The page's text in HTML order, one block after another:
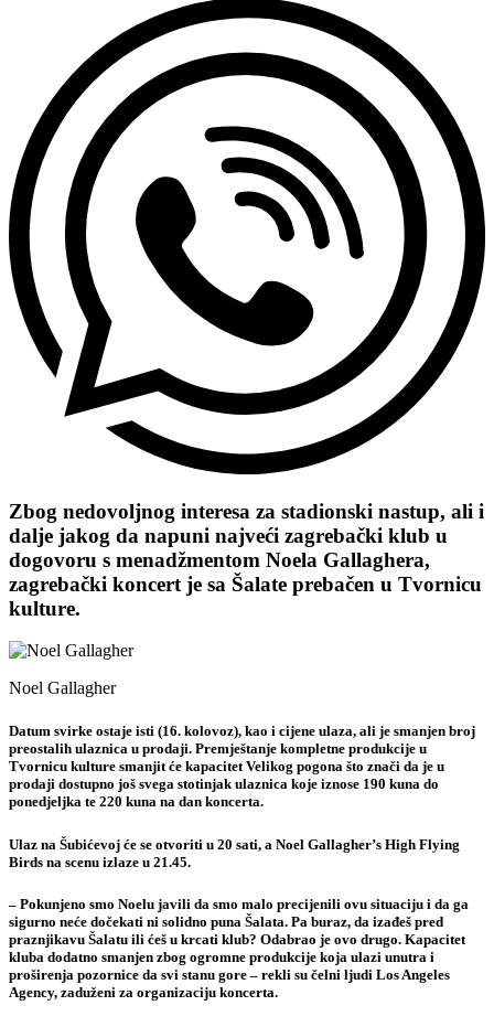
Zbog nedovoljnog interesa za stadionski nastup, ali i
dalje jakog da napuni najveći zagrebački klub u
dogovoru s menadžmentom Noela Gallaghera,
zagrebački koncert je sa Šalate prebačen u Tvornicu
kulture.
Noel Gallagher
Datum svirke ostaje isti (16. kolovoz), kao i cijene ulaza, ali je smanjen broj
preostalih ulaznica u prodaji. Premještanje kompletne produkcije u
Tvornicu kulture smanjit će kapacitet Velikog pogona što znači da je u
prodaji dostupno još svega stotinjak ulaznica koje iznose 190 kuna do
ponedjeljka te 220 kuna na dan koncerta.
Ulaz na Šubićevoj će se otvoriti u 20 sati, a Noel Gallagher’s High Flying
Birds na scenu izlaze u 21.45.
– Pokunjeno smo Noelu javili da smo malo precijenili ovu situaciju i da ga
sigurno neće dočekati ni solidno puna Šalata. Pa buraz, da izađeš pred
praznjikavu Šalatu ili ćeš u krcati klub? Odabrao je ovo drugo. Kapacitet
kluba dodatno smanjen zbog ogromne produkcije koja ulazi unutra i
proširenja pozornice da svi stanu gore – rekli su čelni ljudi Los Angeles
Agency, zaduženi za organizaciju koncerta.